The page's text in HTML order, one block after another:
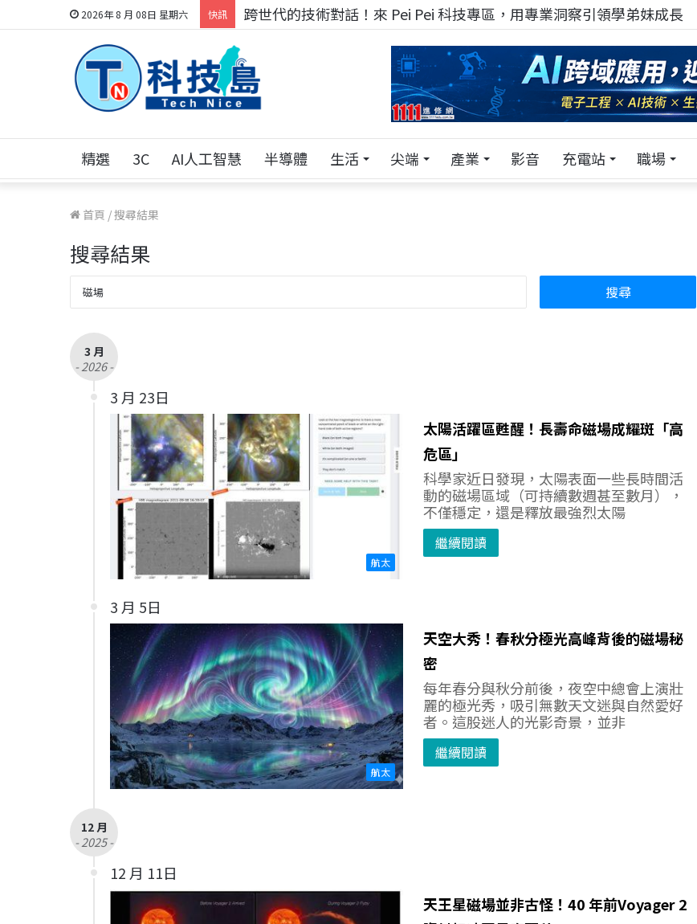
2026年 8 月 08日 星期六 快訊 科技人的經驗傳承地！在 Pei Pei 科技專區，與學弟妹交流最硬核的技術
精選 3C AI人工智慧 半導體 生活 尖端 產業 影音 充電站 職場
首頁 /搜尋結果
搜尋結果
3 月
- 2026 -
3 月 23日
航太
太陽活躍區甦醒！長壽命磁場成耀斑「高
危區」
科學家近日發現，太陽表面一些長時間活
動的磁場區域（可持續數週甚至數月），
不僅穩定，還是釋放最強烈太陽
繼續閱讀
3 月 5日
航太
天空大秀！春秋分極光高峰背後的磁場秘
密
每年春分與秋分前後，夜空中總會上演壯
麗的極光秀，吸引無數天文迷與自然愛好
者。這股迷人的光影奇景，並非
繼續閱讀
12 月
- 2025 -
12 月 11日
天王星磁場並非古怪！40 年前Voyager 2